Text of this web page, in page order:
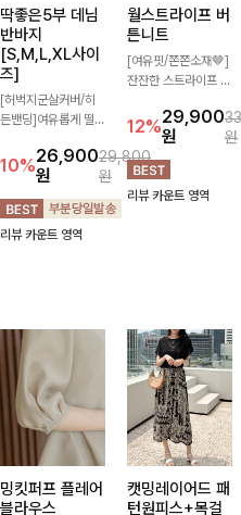
딱좋은5부 데님
반바지
[S,M,L,XL사이
즈]
[허벅지군살커버/히
든밴딩]여유롭게 떨어
없는 5부 기장으로 편
안하게 즐기기 좋은
데님 팬츠 ✨ 빈티지
한 워싱감이 더해져
캐주얼하면서도 트렌
10%26,900
원
29,800
원
리뷰 카운트 영역
월스트라이프 버
튼니트
[여유핏/쫀쫀소재🤎]
잔잔한 스트라이프 패
더해져 캐주얼하면서
도 세련된 무드를 연
출해주는 니트- 가볍
고 부드러운 착용감으
로 단독은 물론 데일
12%29,900
원
원
리뷰 카운트 영역
밍킷퍼프 플레어
블라우스
캣밍레이어드 패
턴원피스+목걸